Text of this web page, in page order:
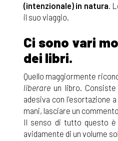
(intenzionale) in natura.
il suo viaggio.
Ci sono vari
dei libri.
Quello maggiormente
liberare un libro. Consiste
adesiva con l'esortazione a
mani, lasciare un
Il senso di tutto questo
avidamente di un volume